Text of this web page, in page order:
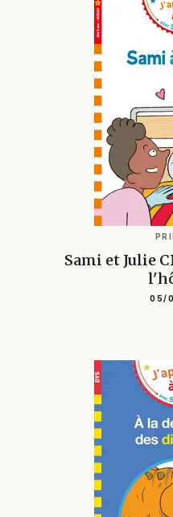
Sami et Julie
05/